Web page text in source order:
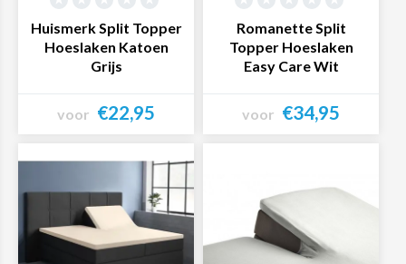
nog! Wist je dat je ook voor al jouw andere beddengoed
bij ons terecht kunt? Denk bijvoorbeeld aan
dekbedovertrekken, lakens en dekens. Bekijk ons ruime
Huismerk Split Topper
Hoeslaken Katoen
Grijs
voor €22,95
Romanette Split
Topper Hoeslaken
Easy Care Wit
voor €34,95